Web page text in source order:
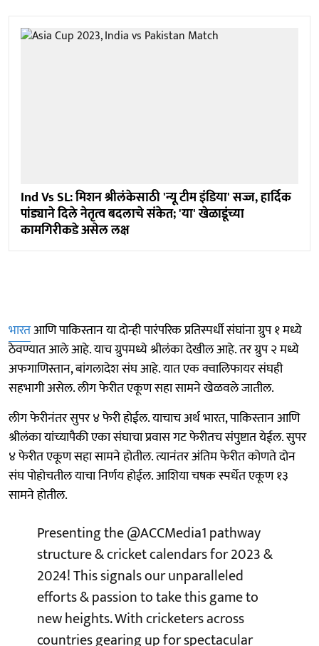
Ind Vs SL: मिशन श्रीलंकेसाठी 'न्यू टीम इंडिया' सज्ज, हार्दिक
पांड्याने दिले नेतृत्व बदलाचे संकेत; 'या' खेळाडूंच्या
कामगिरीकडे असेल लक्ष
भारतआणि पाकिस्तान या दोन्ही पारंपरिक प्रतिस्पर्धी संघांना ग्रुप १ मध्ये
ठेवण्यात आले आहे. याच ग्रुपमध्ये श्रीलंका देखील आहे. तर ग्रुप २ मध्ये
अफगाणिस्तान, बांगलादेश संघ आहे. यात एक क्वालिफायर संघही
सहभागी असेल. लीग फेरीत एकूण सहा सामने खेळवले जातील.
लीग फेरीनंतर सुपर ४ फेरी होईल. याचाच अर्थ भारत, पाकिस्तान आणि
श्रीलंका यांच्यापैकी एका संघाचा प्रवास गट फेरीतच संपुष्टात येईल. सुपर
४ फेरीत एकूण सहा सामने होतील. त्यानंतर अंतिम फेरीत कोणते दोन
संघ पोहोचतील याचा निर्णय होईल. आशिया चषक स्पर्धेत एकूण १३
सामने होतील.
Presenting the@ACCMedia1pathway
structure & cricket calendars for 2023 &
2024! This signals our unparalleled
efforts & passion to take this game to
new heights. With cricketers across
countries gearing up for spectacular